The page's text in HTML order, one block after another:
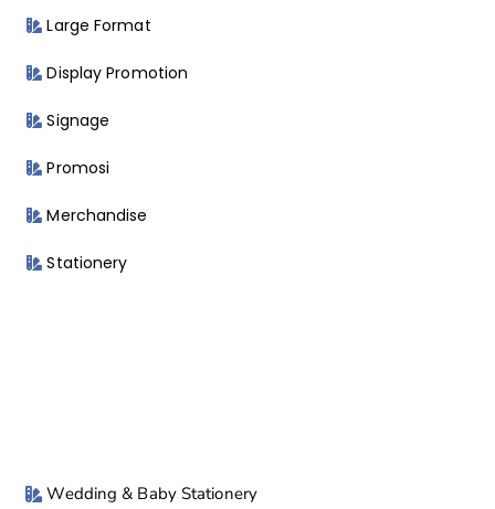
Large Format
Display Promotion
Signage
Promosi
Merchandise
Stationery
Wedding & Baby Stationery